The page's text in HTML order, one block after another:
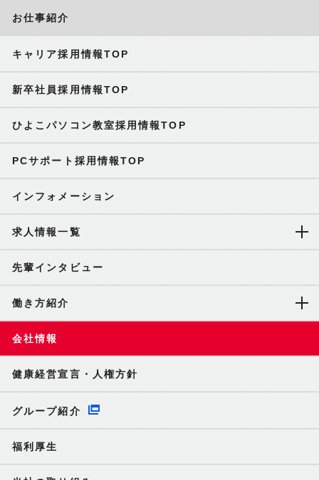
お仕事紹介
キャリア採用情報TOP
新卒社員採用情報TOP
ひよこパソコン教室採用情報TOP
PCサポート採用情報TOP
インフォメーション
求人情報一覧
先輩インタビュー
働き方紹介
会社情報
健康経営宣言・人権方針
グループ紹介
福利厚生